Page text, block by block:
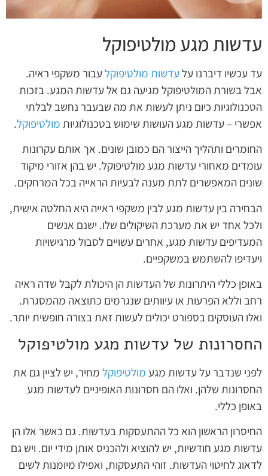
עדשות מגע מולטיפוקל
עד עכשיו דיברנו על עדשות מולטיפוקל עבור משקפי ראיה.
אבל בשורת המולטיפוקל מגיעה גם אל עדשות המגע. בזכות
הטכנולוגיות כיום ניתן לעשות את מה שבעבר נחשב לבלתי
אפשרי – עדשות מגע העושות שימוש בטכנולוגיות מולטיפוקל.
החומרים ותהליך הייצור הם כמובן שונים. אך אותם עקרונות
עומדים מאחורי עדשות מגע מולטיפוקל. יש בהן אזורי מיקוד
שונים המאפשרים לתת מענה לבעיות הראייה בכל המרחקים.
הבחירה בין עדשות מגע לבין משקפי ראייה היא החלטה אישית,
ולכל אחד יש את מערכת השיקולים שלו. ישנם אנשים
המעדיפים עדשות מגע, אחרים עשויים לסבול מרגישויות
ויעדיפו להשתמש במשקפיים.
באופן כללי היתרונות של העדשות הן היכולת לקבל שדה ראיה
רחב וללא הפרעות או עיוותים שנגרמים כתוצאה מהמסגרת.
ואלו העוסקים בספורט יכולים לעשות זאת בצורה חופשית יותר.
החסרונות של עדשות מגע מולטיפוקל
לפני שנדבר על עדשות מגע מולטיפוקל מחיר, יש לציין גם את
החסרונות שלהן. ואלו הם חסרונות האופיניים לעדשות מגע
באופן כללי.
החיסרון הראשון הוא כל ההתעסקות בעדשות. גם כאשר אלו הן
עדשות מגע חודשיות, יש להוציא ולהכניס אותן מידי יום. ויש גם
לדאוג לחיטוי העדשות. זוהי התעסקות, ואפילו מיומנות לשים